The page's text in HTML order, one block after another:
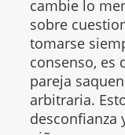
cambie lo
sobre
tomarse
consenso, es
pareja
arbitraria.
desconfianza